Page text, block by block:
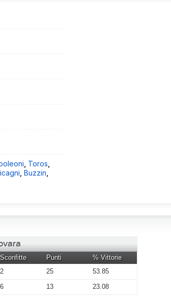
Toros
,Buzzin
Sconfitte Punti
% Vittorie
2 25
53.85
6 13
23.08